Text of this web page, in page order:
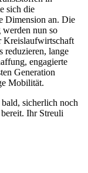
sich die
Dimension an. Die
nun so
Kreislaufwirtschaft
reduzieren, lange
engagierte
Generation
Mobilität.
sicherlich noch
Ihr Streuli